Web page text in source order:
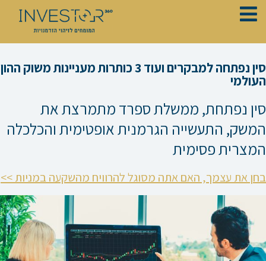
דילוג
סין נפתחה למבקרים ועוד 3 כותרות מעניינות משוק ההון
העולמי
סין נפתחת, ממשלת ספרד מתמרצת את
המשק, התעשייה הגרמנית אופטימית והכלכלה
המצרית פסימית
בחן את עצמך, האם אתה מסוגל להרוויח מהשקעה במניות >>